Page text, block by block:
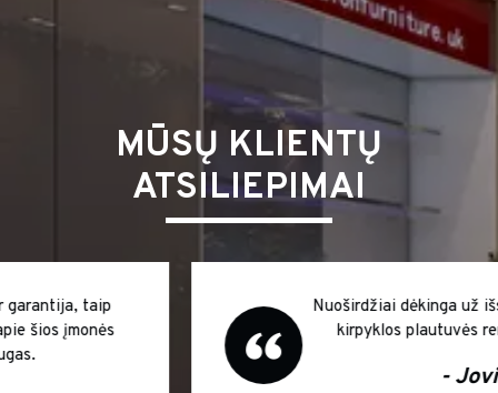
MŪSŲ KLIENTŲ
ATSILIEPIMAI
Nuoširdžiai dėkinga už išsamias konsultacijas
kirpyklos plautuvės remonto klausimais
- Jovita